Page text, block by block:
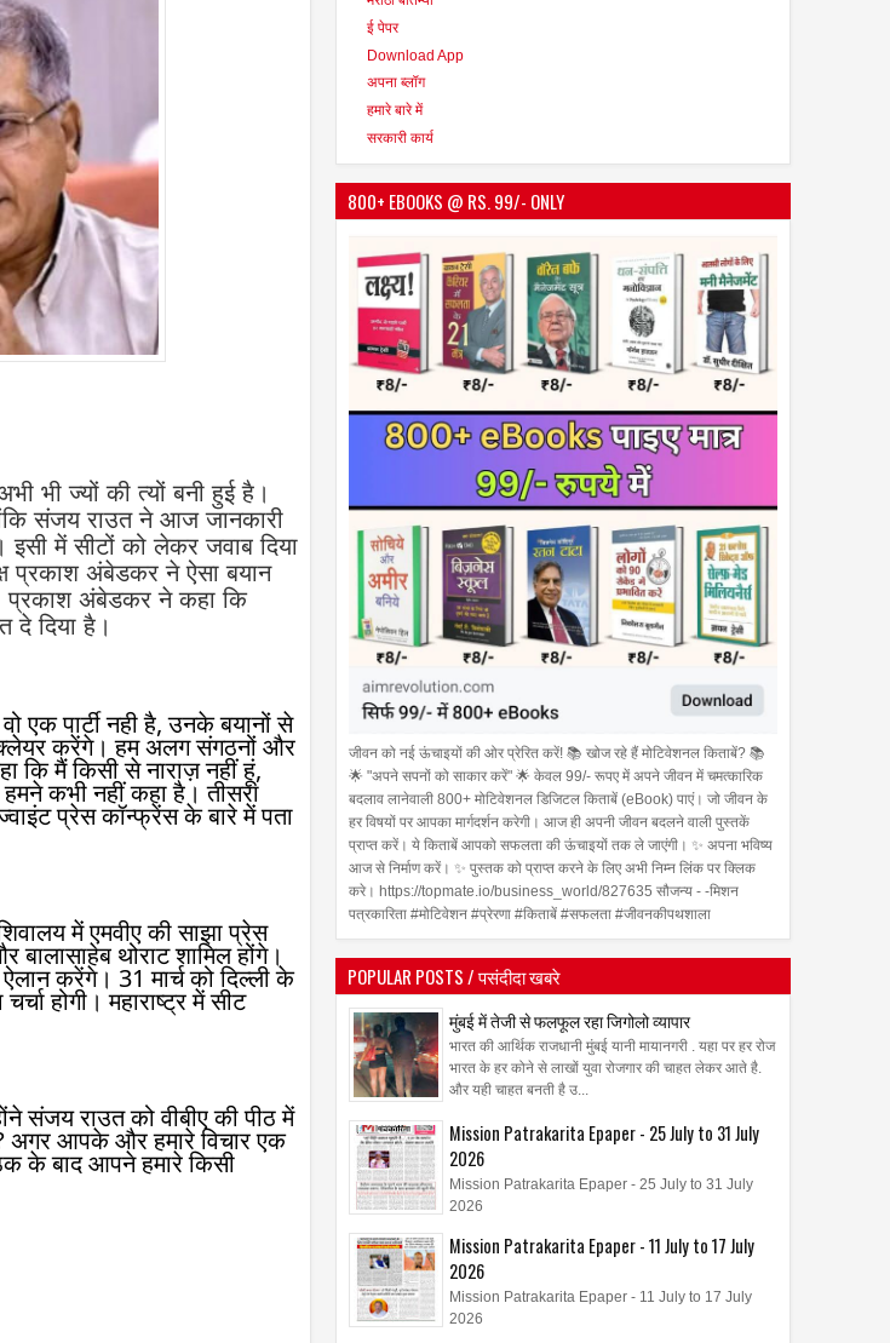
भी ज्यों की त्यों बनी हुई है।
संजय राउत ने आज जानकारी
में सीटों को लेकर जवाब दिया
प्रकाश अंबेडकर ने ऐसा बयान
प्रकाश अंबेडकर ने कहा कि
दे दिया है।
पार्टी नही है, उनके बयानों से
क्लेयर करेंगे। हम अलग संगठनों और
कि मैं किसी से नाराज़ नहीं हूं,
कभी नहीं कहा है। तीसरा
प्रेस कॉन्फ्रेंस के बारे में पता
में एमवीए की साझा प्रेस
थोराट शामिल होंगे।
करेंगे। 31 मार्च को दिल्ली के
होगी। महाराष्ट्र में सीट
संजय राउत को वीबीए की पीठ में
अगर आपके और हमारे विचार एक
के बाद आपने हमारे किसी
ई पेपर
Download App
अपना ब्लॉग
हमारे बारे में
सरकारी कार्य
800+ EBOOKS @ RS. 99/- ONLY
जीवन को नई ऊंचाइयों की ओर प्रेरित करें! 📚 खोज रहे हैं मोटिवेशनल किताबें? 📚
🌟 "अपने सपनों को साकार करें" 🌟 केवल 99/- रूपए में अपने जीवन में चमत्कारिक
बदलाव लानेवाली 800+ मोटिवेशनल डिजिटल किताबें (eBook) पाएं। जो जीवन के
हर विषयों पर आपका मार्गदर्शन करेगी। आज ही अपनी जीवन बदलने वाली पुस्तकें
प्राप्त करें। ये किताबें आपको सफलता की ऊंचाइयों तक ले जाएंगी। ✨ अपना भविष्य
आज से निर्माण करें। ✨ पुस्तक को प्राप्त करने के लिए अभी निम्न लिंक पर क्लिक
करे। https://topmate.io/business_world/827635 सौजन्य - -मिशन
पत्रकारिता #मोटिवेशन #प्रेरणा #किताबें #सफलता #जीवनकीपथशाला
POPULAR POSTS / पसंदीदा खबरे
मुंबई में तेजी से फलफूल रहा जिगोलो व्यापार
भारत की आर्थिक राजधानी मुंबई यानी मायानगरी . यहा पर हर रोज
भारत के हर कोने से लाखों युवा रोजगार की चाहत लेकर आते है.
और यही चाहत बनती है उ...
Mission Patrakarita Epaper - 25 July to 31 July
2026
Mission Patrakarita Epaper - 25 July to 31 July
2026
Mission Patrakarita Epaper - 11 July to 17 July
2026
Mission Patrakarita Epaper - 11 July to 17 July
2026